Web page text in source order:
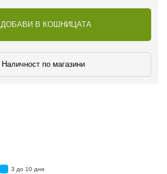
ДОБАВИ В КОШНИЦАТА
Наличност по магазини
3 до 10 дни